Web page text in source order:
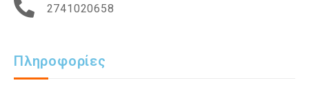
2741020658
Πληροφορίες